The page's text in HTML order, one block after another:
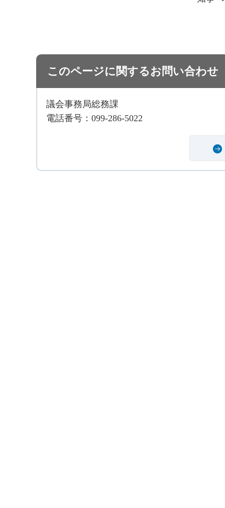
このページに関するお問い合わせ
議会事務局総務課
電話番号：099-286-5022